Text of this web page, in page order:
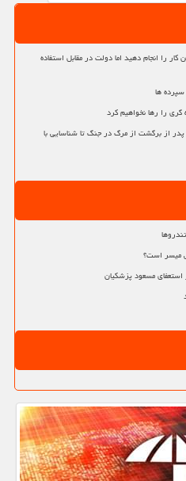
را انجام دهید اما دولت در مقابل استفاده
ها
گری را رها نخواهیم کرد
از برگشت از مرگ در جنگ تا شناسایی با
میسر است؟